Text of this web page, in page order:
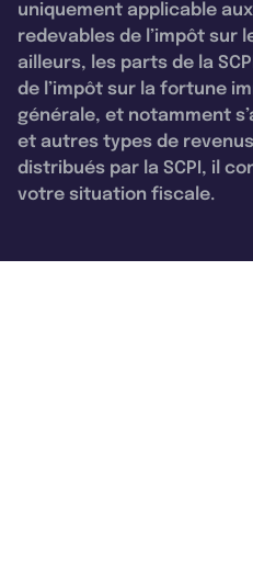
uniquement applicable
redevables de l’impôt sur
ailleurs, les parts de la
de l’impôt sur la fortune
générale, et notamment
et autres types de
distribués par la SCPI, il
votre situation fiscale.